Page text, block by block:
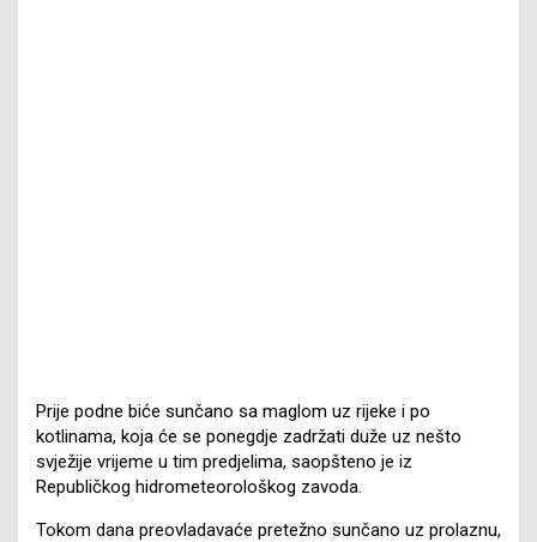
Prije podne biće sunčano sa maglom uz rijeke i po
kotlinama, koja će se ponegdje zadržati duže uz nešto
svježije vrijeme u tim predjelima, saopšteno je iz
Republičkog hidrometeorološkog zavoda.
Tokom dana preovladavaće pretežno sunčano uz prolaznu,